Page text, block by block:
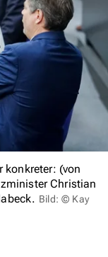
konkreter: (von
Christian
Bild: © Kay